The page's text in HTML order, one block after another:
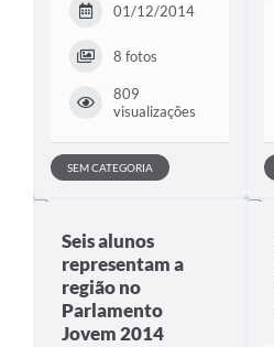
01/12/2014
8 fotos
809
visualizações
SEM CATEGORIA
Seis alunos
representam a
região no
Parlamento
Jovem 2014